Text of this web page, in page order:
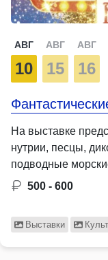
АВГ
10
АВГ
15
АВГ
16
На выставке
нутрии, песцы,
подводные
500 - 600
Выставки